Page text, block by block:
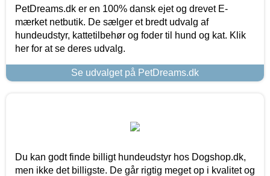
PetDreams.dk er en 100% dansk ejet og drevet E-
mærket netbutik. De sælger et bredt udvalg af
hundeudstyr, kattetilbehør og foder til hund og kat. Klik
her for at se deres udvalg.
Se udvalget på PetDreams.dk
Du kan godt finde billigt hundeudstyr hos Dogshop.dk,
men ikke det billigste. De går rigtig meget op i kvalitet og